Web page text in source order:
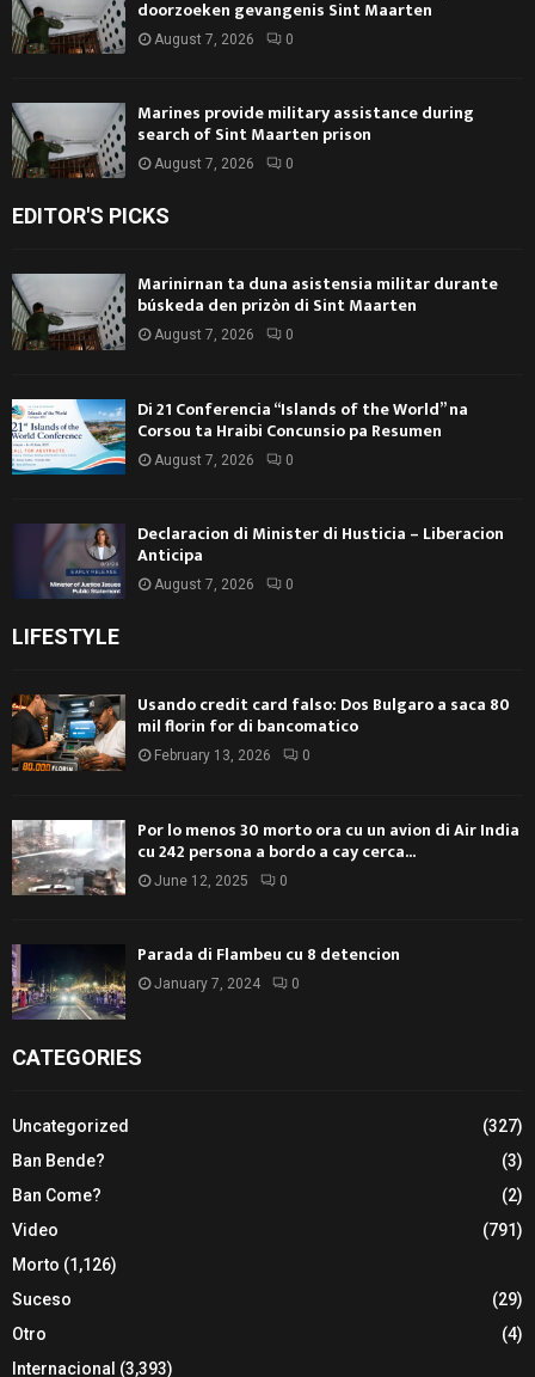
doorzoeken gevangenis Sint Maarten
August 7, 2026 0
Marines provide military assistance during
search of Sint Maarten prison
August 7, 2026 0
EDITOR'S PICKS
Marinirnan ta duna asistensia militar durante
búskeda den prizòn di Sint Maarten
August 7, 2026 0
Di 21 Conferencia “Islands of the World” na
Corsou ta Hraibi Concunsio pa Resumen
August 7, 2026 0
Declaracion di Minister di Husticia – Liberacion
Anticipa
August 7, 2026 0
LIFESTYLE
Usando credit card falso: Dos Bulgaro a saca 80
mil florin for di bancomatico
February 13, 2026 0
Por lo menos 30 morto ora cu un avion di Air India
cu 242 persona a bordo a cay cerca...
June 12, 2025 0
Parada di Flambeu cu 8 detencion
January 7, 2024 0
CATEGORIES
Uncategorized
(327)
Ban Bende?
(3)
Ban Come?
(2)
Video
(791)
Morto (1,126)
Suceso
(29)
Otro
(4)
Internacional (3,393)